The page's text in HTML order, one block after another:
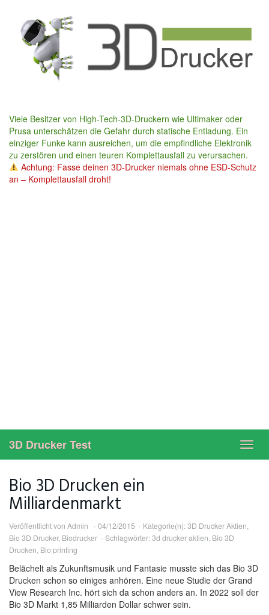
content
Viele Besitzer von High-Tech-3D-Druckern wie Ultimaker oder
Prusa unterschätzen die Gefahr durch statische Entladung. Ein
einziger Funke kann ausreichen, um die empfindliche Elektronik
zu zerstören und einen teuren Komplettausfall zu verursachen.
Achtung: Fasse deinen 3D-Drucker niemals ohne ESD-Schutz
an – Komplettausfall droht!
3D Drucker Test
Bio 3D Drucken ein
Milliardenmarkt
Veröffentlicht von Admin 04/12/2015 Kategorie(n):3D Drucker Aktien,
Bio 3D Drucker, Biodrucker Schlagwörter:3d drucker aktien, Bio 3D
Drucken, Bio printing
Belächelt als Zukunftsmusik und Fantasie musste sich das Bio 3D
Drucken schon so einiges anhören. Eine neue Studie der Grand
View Research Inc. hört sich da schon anders an. In 2022 soll der
Bio 3D Markt 1,85 Milliarden Dollar schwer sein.